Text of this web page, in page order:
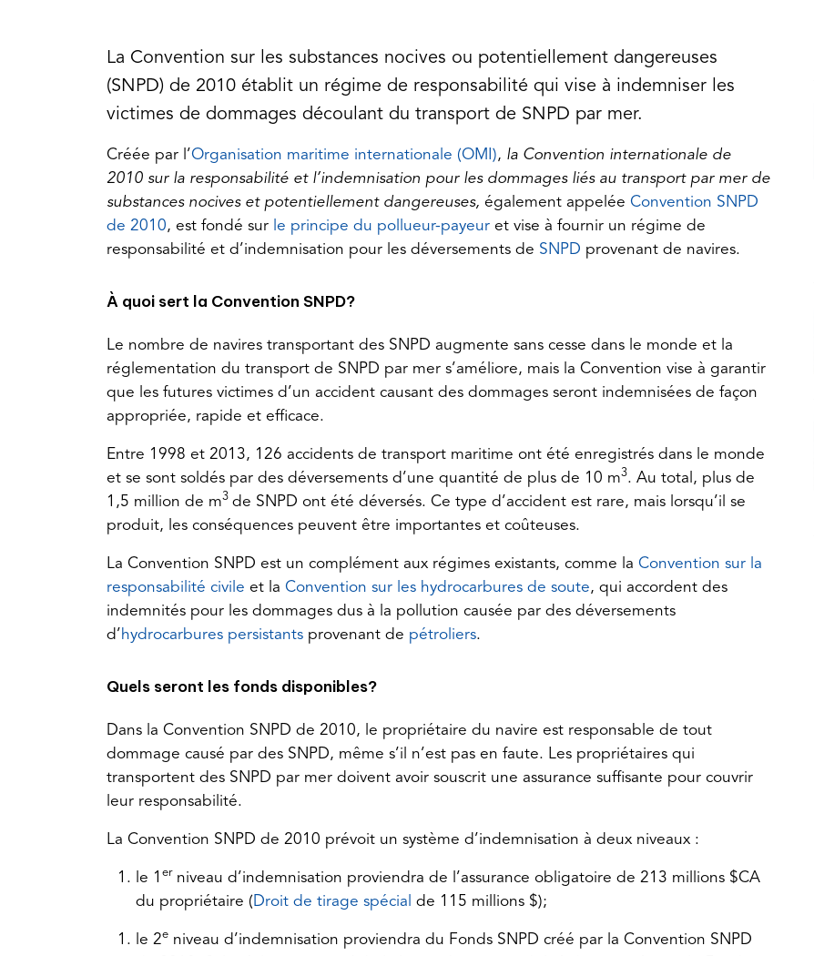
La Convention sur les substances nocives ou potentiellement dangereuses
(SNPD) de 2010 établit un régime de responsabilité qui vise à indemniser les
victimes de dommages découlant du transport de SNPD par mer.
Créée par l’Organisation maritime internationale (OMI)(opens
in
a
new
tab)
, la Convention internationale de
2010 sur la responsabilité et l’indemnisation pour les dommages liés au transport par mer de
substances nocives et potentiellement dangereuses, également appelée Convention SNPD
de 2010(opens
in
new
, est fondé sur le principe du pollueur-payeur et vise à fournir un régime de
responsabilité et d’indemnisation pour les déversements de SNPD provenant de navires.
À quoi sert la Convention SNPD?
Le nombre de navires transportant des SNPD augmente sans cesse dans le monde et la
réglementation du transport de SNPD par mer s’améliore, mais la Convention vise à garantir
que les futures victimes d’un accident causant des dommages seront indemnisées de façon
appropriée, rapide et efficace.
Entre 1998 et 2013, 126 accidents de transport maritime ont été enregistrés dans le monde
et se sont soldés par des déversements d’une quantité de plus de 10 m3. Au total, plus de
1,5 million de m3 de SNPD ont été déversés. Ce type d’accident est rare, mais lorsqu’il se
produit, les conséquences peuvent être importantes et coûteuses.
La Convention SNPD est un complément aux régimes existants, comme la Convention sur la
responsabilité civile (opens
in
a
tab)
et la Convention sur les hydrocarbures de soute(opens
in
, qui accordent des
indemnités pour les dommages dus à la pollution causée par des déversements
d’ hydrocarbures persistants(opens
(opens
a
tab)
provenant de pétroliers(opens
tab)
.
Quels seront les fonds disponibles?
Dans la Convention SNPD de 2010, le propriétaire du navire est responsable de tout
dommage causé par des SNPD, même s’il n’est pas en faute. Les propriétaires qui
transportent des SNPD par mer doivent avoir souscrit une assurance suffisante pour couvrir
leur responsabilité.
La Convention SNPD de 2010 prévoit un système d’indemnisation à deux niveaux :
le 1 er niveau d’indemnisation proviendra de l’assurance obligatoire de 213 millions $CA
du propriétaire (Droit de tirage spécial (opens
a
de 115 millions $);
le 2e niveau d’indemnisation proviendra du Fonds SNPD créé par la Convention SNPD